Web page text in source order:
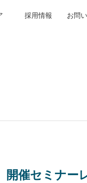
採用情報 お問
催セミナー